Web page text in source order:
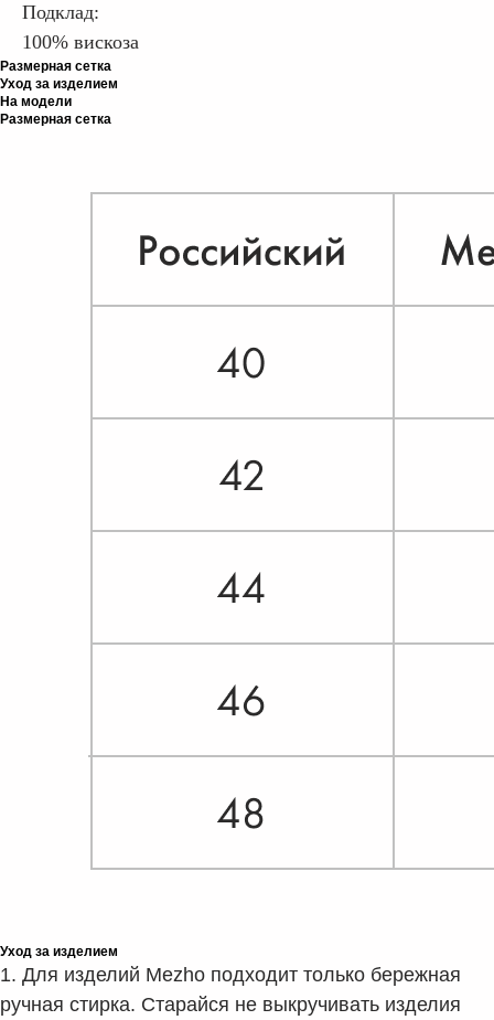
Подклад:
100% вискоза
Размерная сетка
Уход за изделием
На модели
Размерная сетка
Уход за изделием
1. Для изделий Mezho подходит только бережная
ручная стирка. Старайся не выкручивать изделия